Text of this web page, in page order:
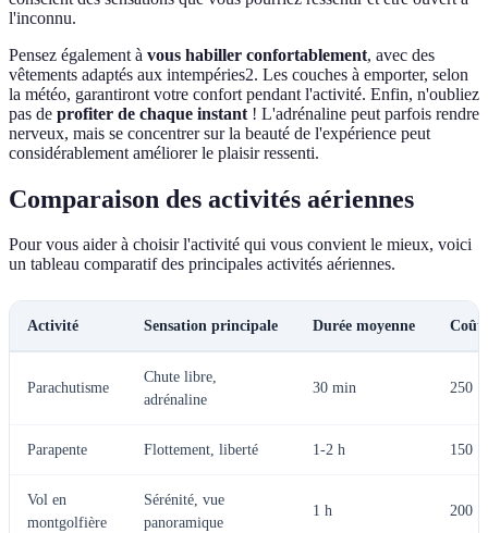
l'inconnu.
Pensez également à vous habiller confortablement, avec des
vêtements adaptés aux intempéries2. Les couches à emporter, selon
la météo, garantiront votre confort pendant l'activité. Enfin, n'oubliez
pas de profiter de chaque instant ! L'adrénaline peut parfois rendre
nerveux, mais se concentrer sur la beauté de l'expérience peut
considérablement améliorer le plaisir ressenti.
Comparaison des activités aériennes
Pour vous aider à choisir l'activité qui vous convient le mieux, voici
un tableau comparatif des principales activités aériennes.
Activité Sensation principale Durée moyenne Coût
Parachutisme
Chute libre,
adrénaline
30 min 250
Parapente Flottement, liberté 1-2 h 150
Vol en
montgolfière
Sérénité, vue
panoramique
1 h 200